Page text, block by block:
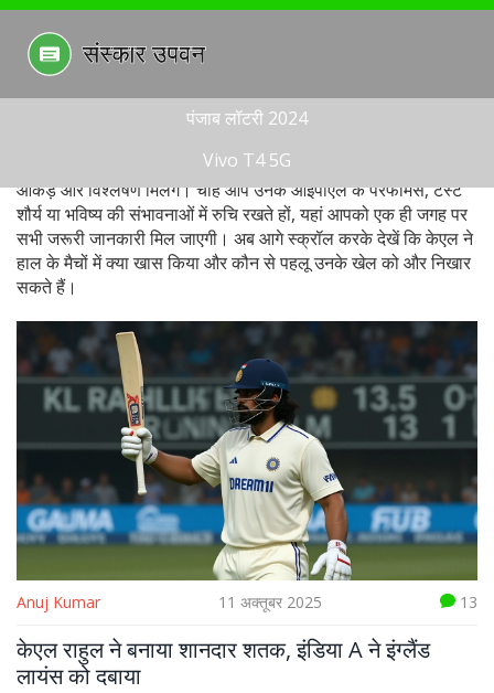
पंजाब लॉटरी 2024
Vivo T4 5G
इन सब बातों को ध्यान में रखते हुए, नीचे केएल राहुल से जुड़ी ताज़ा खबरें,
आँकड़े और विश्लेषण मिलेंगे। चाहे आप उनके आईपीएल के परफॉर्मेंस, टेस्ट
शौर्य या भविष्य की संभावनाओं में रुचि रखते हों, यहां आपको एक ही जगह पर
सभी जरूरी जानकारी मिल जाएगी। अब आगे स्क्रॉल करके देखें कि केएल ने
हाल के मैचों में क्या खास किया और कौन से पहलू उनके खेल को और निखार
सकते हैं।
Anuj Kumar 11 अक्तूबर 2025 13
केएल राहुल ने बनाया शानदार शतक, इंडिया A ने इंग्लैंड
लायंस को दबाया